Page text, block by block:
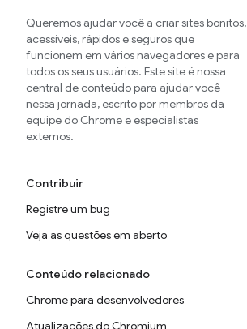
Queremos ajudar você a criar sites bonitos,
acessíveis, rápidos e seguros que
funcionem em vários navegadores e para
todos os seus usuários. Este site é nossa
central de conteúdo para ajudar você
nessa jornada, escrito por membros da
equipe do Chrome e especialistas
externos.
Contribuir
Registre um bug
Veja as questões em aberto
Conteúdo relacionado
Chrome para desenvolvedores
Atualizações do Chromium